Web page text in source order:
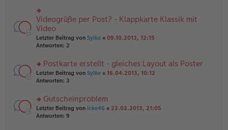
n
er
B
ei
tr
a
u
n
g
el
es
er
B
ei
a
g
rs
te
r
u
n
el
es
e
B
ei
tr
Videogrüße per Post? - Klappkarte Klassik mit
Video
Letzter Beitrag von Sylke « 09.10.2013, 12:15
Antworten: 2
rs
te
n
g
el
Postkarte erstellt - gleiches Layout als Poster
Letzter Beitrag von Sylke « 16.04.2013, 10:12
Antworten: 3
rs
te
Gutscheinproblem
Letzter Beitrag von icke46 « 22.02.2013, 21:05
Antworten: 9